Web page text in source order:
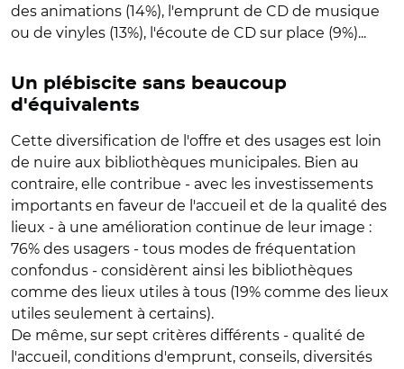
des animations (14%), l'emprunt de CD de musique
ou de vinyles (13%), l'écoute de CD sur place (9%)...
Un plébiscite sans beaucoup
d'équivalents
Cette diversification de l'offre et des usages est loin
de nuire aux bibliothèques municipales. Bien au
contraire, elle contribue - avec les investissements
importants en faveur de l'accueil et de la qualité des
lieux - à une amélioration continue de leur image :
76% des usagers - tous modes de fréquentation
confondus - considèrent ainsi les bibliothèques
comme des lieux utiles à tous (19% comme des lieux
utiles seulement à certains).
De même, sur sept critères différents - qualité de
l'accueil, conditions d'emprunt, conseils, diversités